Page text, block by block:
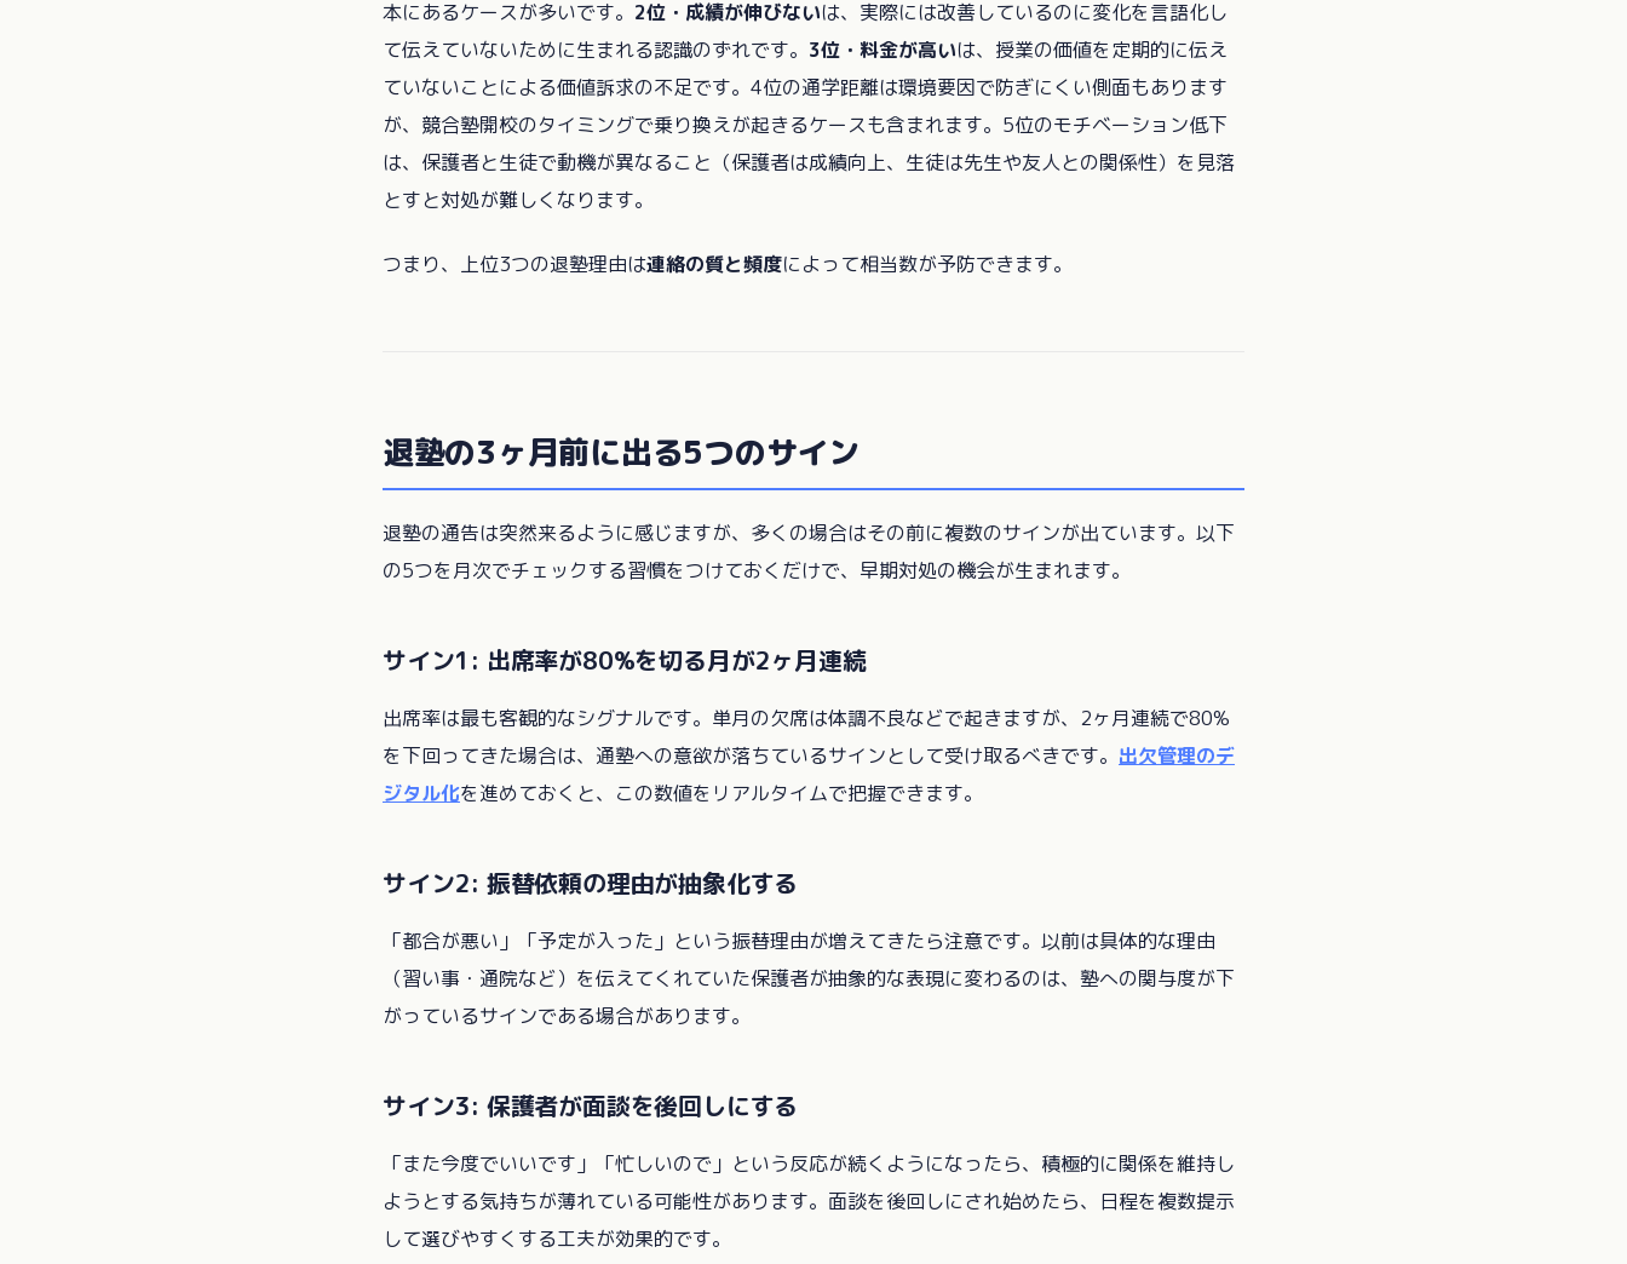
本にあるケースが多いです。 2位・成績が伸びないは、実際には改善しているのに変化を言語化し
て伝えていないために生まれる認識のずれです。 3位・料金が高いは、授業の価値を定期的に伝え
ていないことによる価値訴求の不足です。4位の通学距離は環境要因で防ぎにくい側面もあります
が、競合塾開校のタイミングで乗り換えが起きるケースも含まれます。5位のモチベーション低下
は、保護者と生徒で動機が異なること（保護者は成績向上、生徒は先生や友人との関係性）を見落
とすと対処が難しくなります。
つまり、上位3つの退塾理由は連絡の質と頻度によって相当数が予防できます。
退塾の3ヶ月前に出る5つのサイン
退塾の通告は突然来るように感じますが、多くの場合はその前に複数のサインが出ています。以下
の5つを月次でチェックする習慣をつけておくだけで、早期対処の機会が生まれます。
サイン1: 出席率が80%を切る月が2ヶ月連続
出席率は最も客観的なシグナルです。単月の欠席は体調不良などで起きますが、2ヶ月連続で80%
を下回ってきた場合は、通塾への意欲が落ちているサインとして受け取るべきです。 出欠管理のデ
ジタル化を進めておくと、この数値をリアルタイムで把握できます。
サイン2: 振替依頼の理由が抽象化する
「都合が悪い」「予定が入った」という振替理由が増えてきたら注意です。以前は具体的な理由
（習い事・通院など）を伝えてくれていた保護者が抽象的な表現に変わるのは、塾への関与度が下
がっているサインである場合があります。
サイン3: 保護者が面談を後回しにする
「また今度でいいです」「忙しいので」という反応が続くようになったら、積極的に関係を維持し
ようとする気持ちが薄れている可能性があります。面談を後回しにされ始めたら、日程を複数提示
して選びやすくする工夫が効果的です。